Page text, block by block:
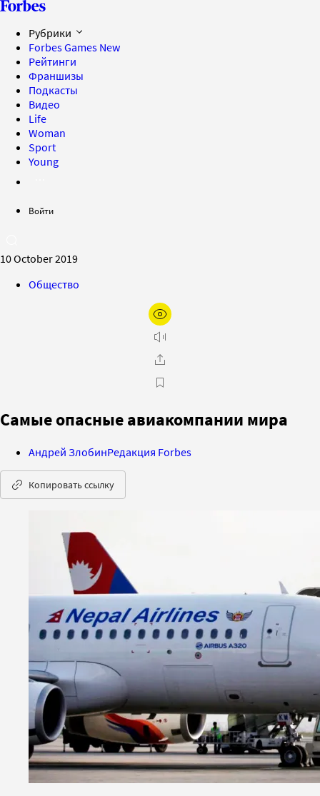
Рубрики
Forbes Games New
Рейтинги
Франшизы
Подкасты
Видео
Life
Woman
Sport
Young
Войти
10 October 2019
Общество
Самые опасные авиакомпании мира
Андрей ЗлобинРедакция Forbes
Копировать ссылку